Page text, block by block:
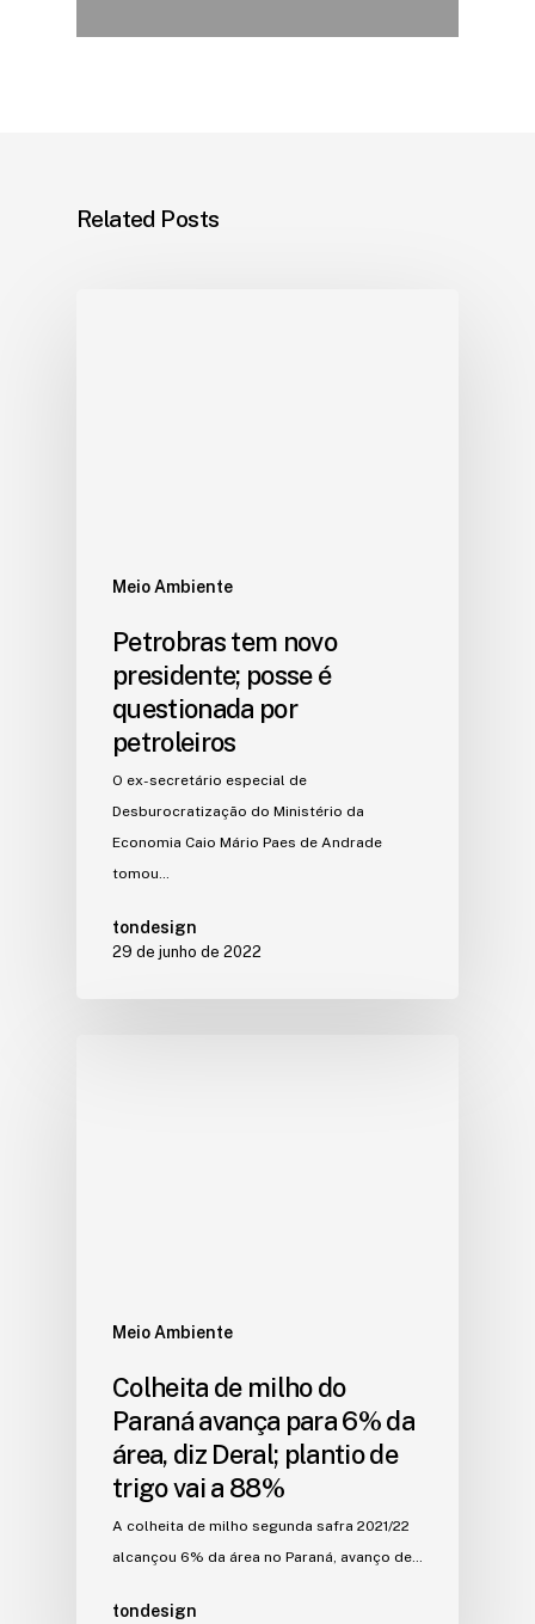
Related Posts
Meio Ambiente
Petrobras tem novo
presidente; posse é
questionada por
petroleiros
O ex-secretário especial de
Desburocratização do Ministério da
Economia Caio Mário Paes de Andrade
tomou…
tondesign
29 de junho de 2022
Meio Ambiente
Colheita de milho do
Paraná avança para 6% da
área, diz Deral; plantio de
trigo vai a 88%
A colheita de milho segunda safra 2021/22
alcançou 6% da área no Paraná, avanço de…
tondesign